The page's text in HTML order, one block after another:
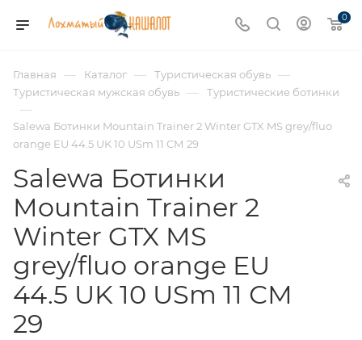
0
Главная — Каталог — Туристическая обувь —
Туристическая мужская обувь — Туристические ботинки
—
Salewa Ботинки Mountain Trainer 2 Winter GTX MS grey/fluo
orange EU 44.5 UK 10 USm 11 СМ 29
Salewa Ботинки
Mountain Trainer 2
Winter GTX MS
grey/fluo orange EU
44.5 UK 10 USm 11 СМ
29